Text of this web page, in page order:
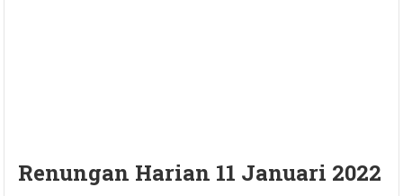
Renungan Harian 11 Januari 2022